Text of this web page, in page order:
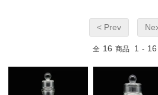
< Prev
全 16 商品 1 - 16